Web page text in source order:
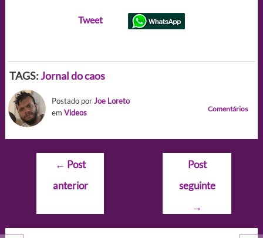
Tweet
TAGS:Jornal do caos
Postado porJoe Loreto
em Videos Comentários
Navegação
Post
← Post
anterior
Post
seguinte
→